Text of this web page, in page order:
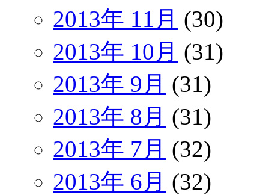
2013年 11月 (30)
2013年 10月 (31)
2013年 9月 (31)
2013年 8月 (31)
2013年 7月 (32)
2013年 6月 (32)